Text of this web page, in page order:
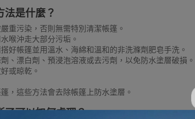
法是什麼？
重污染，否則無需特別清潔帳篷。
喉沖走大部分污垢。
好帳篷並用溫水、海綿和溫和的非洗滌劑肥皂手洗。
、漂白劑、預浸泡溶液或去污劑，以免防水塗層破損。
或晾乾。
，這些方法會去除帳篷上防水塗層。
了可以如何處理？